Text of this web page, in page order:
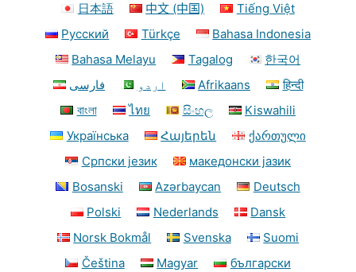
日本語
中文 (中国)
Tiếng Việt
Русский
Türkçe
Bahasa Indonesia
Bahasa Melayu
Tagalog
한국어
فارسی
اردو Afrikaans
हिन्दी
বাংলা
ไทย සිංහල
Kiswahili
Українська
Հայերեն
ქართული
Српски језик
македонски јазик
Bosanski
Azərbaycan
Deutsch
Polski
Nederlands
Dansk
Norsk Bokmål
Svenska
Suomi
Čeština
Magyar български